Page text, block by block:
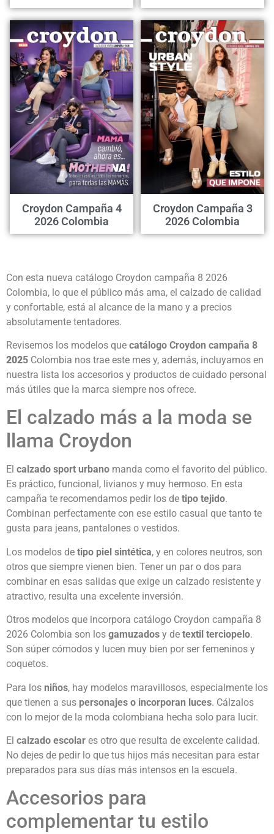
Croydon Campaña 4
2026 Colombia
Croydon Campaña 3
2026 Colombia
Con esta nueva catálogo Croydon campaña 8 2026
Colombia, lo que el público más ama, el calzado de calidad
y confortable, está al alcance de la mano y a precios
absolutamente tentadores.
Revisemos los modelos que catálogo Croydon campaña 8
2025 Colombia nos trae este mes y, además, incluyamos en
nuestra lista los accesorios y productos de cuidado personal
más útiles que la marca siempre nos ofrece.
El calzado más a la moda se
llama Croydon
El calzado sport urbano manda como el favorito del público.
Es práctico, funcional, livianos y muy hermoso. En esta
campaña te recomendamos pedir los de tipo tejido.
Combinan perfectamente con ese estilo casual que tanto te
gusta para jeans, pantalones o vestidos.
Los modelos de tipo piel sintética, y en colores neutros, son
otros que siempre vienen bien. Tener un par o dos para
combinar en esas salidas que exige un calzado resistente y
atractivo, resulta una excelente inversión.
Otros modelos que incorpora catálogo Croydon campaña 8
2026 Colombia son los gamuzados y de textil terciopelo.
Son súper cómodos y lucen muy bien por ser femeninos y
coquetos.
Para los niños, hay modelos maravillosos, especialmente los
que tienen a sus personajes o incorporan luces. Cálzalos
con lo mejor de la moda colombiana hecha solo para lucir.
El calzado escolar es otro que resulta de excelente calidad.
No dejes de pedir lo que tus hijos más necesitan para estar
preparados para sus días más intensos en la escuela.
Accesorios para
complementar tu estilo